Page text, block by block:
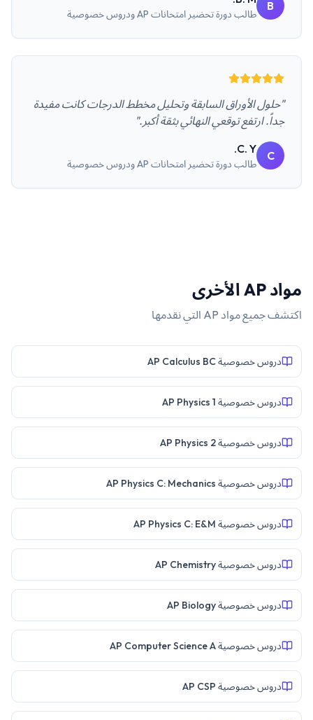
B
طالب دورة تحضير امتحانات AP ودروس خصوصية
"حلول الأوراق السابقة وتحليل مخطط الدرجات كانت مفيدة
جداً. ارتفع توقعي النهائي بثقة أكبر."
C
C. Y.
طالب دورة تحضير امتحانات AP ودروس خصوصية
مواد AP الأخرى
اكتشف جميع مواد AP التي نقدمها
دروس خصوصية AP Calculus BC
دروس خصوصية AP Physics 1
دروس خصوصية AP Physics 2
دروس خصوصية AP Physics C: Mechanics
دروس خصوصية AP Physics C: E&M
دروس خصوصية AP Chemistry
دروس خصوصية AP Biology
دروس خصوصية AP Computer Science A
دروس خصوصية AP CSP